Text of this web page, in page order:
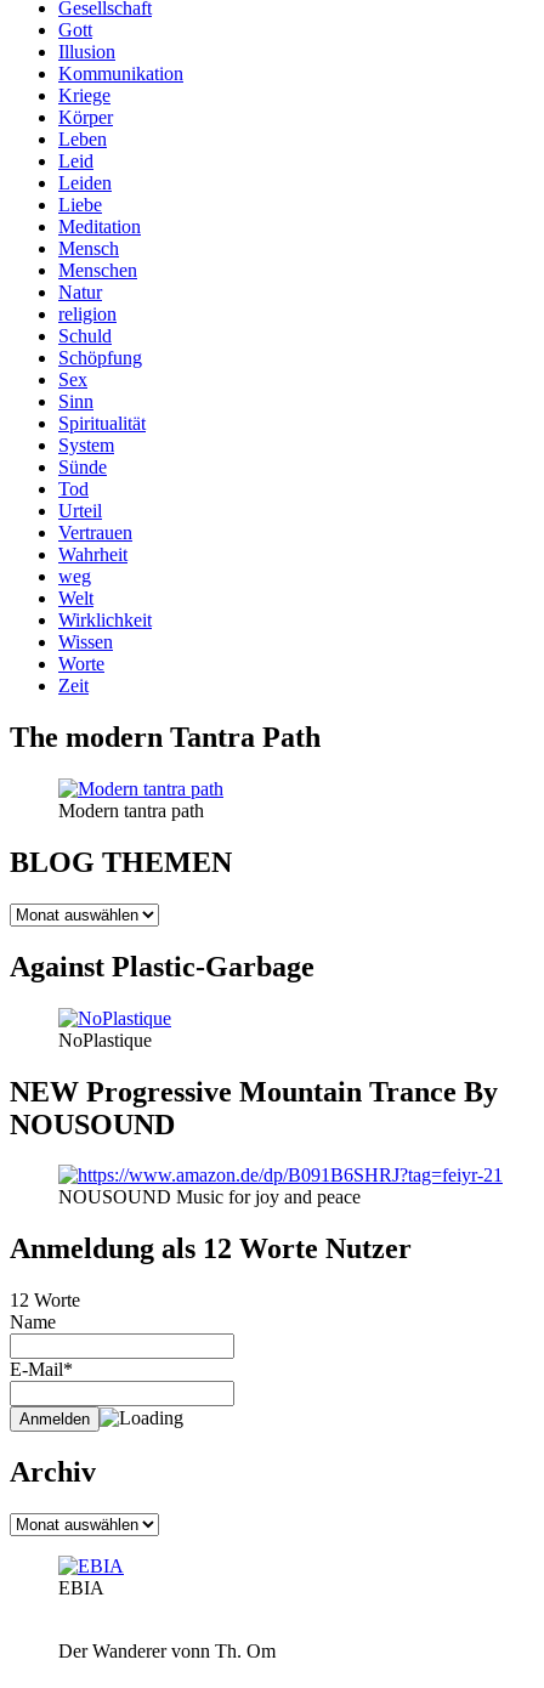
Gesellschaft
Gott
Illusion
Kommunikation
Kriege
Körper
Leben
Leid
Leiden
Liebe
Meditation
Mensch
Menschen
Natur
religion
Schuld
Schöpfung
Sex
Sinn
Spiritualität
System
Sünde
Tod
Urteil
Vertrauen
Wahrheit
weg
Welt
Wirklichkeit
Wissen
Worte
Zeit
The modern Tantra Path
Modern tantra path
BLOG THEMEN
BLOG
Against Plastic-Garbage
NoPlastique
NEW Progressive Mountain Trance By
NOUSOUND
NOUSOUND Music for joy and peace
Anmeldung als 12 Worte Nutzer
12 Worte
Name
E-Mail*
Archiv
Archiv
EBIA
Der Wanderer vonn Th. Om